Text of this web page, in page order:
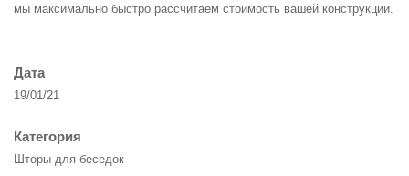
мы максимально быстро рассчитаем стоимость вашей конструкции.
Дата
19/01/21
Категория
Шторы для беседок